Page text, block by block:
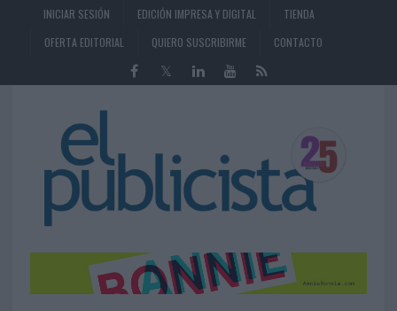
INICIAR SESIÓN EDICIÓN IMPRESA Y DIGITAL
TIENDA
OFERTA EDITORIAL
QUIERO SUSCRIBIRME CONTACTO